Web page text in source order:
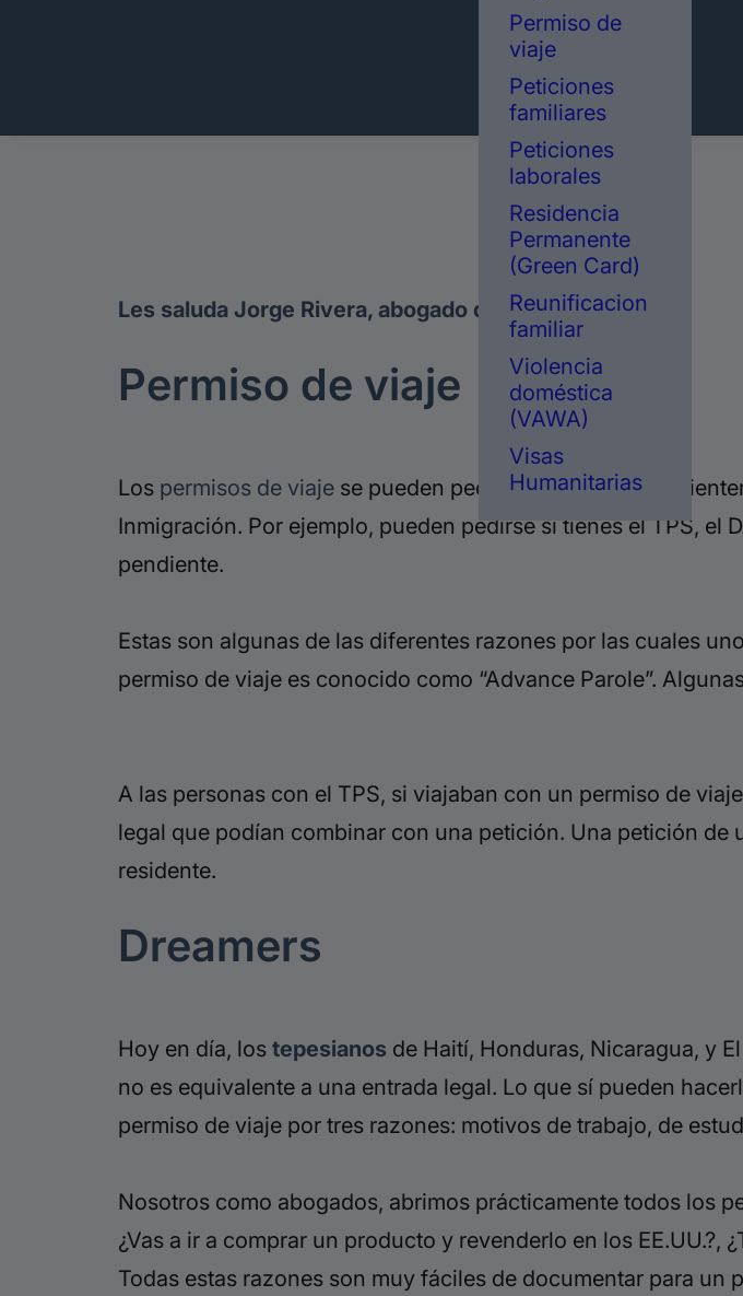
Permiso de
viaje
Peticiones
familiares
Peticiones
laborales
Residencia
Permanente
(Green Card)
Reunificacion
familiar
Violencia
doméstica
(VAWA)
Visas
Humanitarias
Les saluda Jorge Rivera, abogado de inmigración.
Permiso de viaje
Los permisos de viaje se pueden pedir,
pero no
Inmigración. Por ejemplo, pueden pedirse si tienes el TPS, el
pendiente.
Estas son algunas de las diferentes razones por las cuales
permiso de viaje es conocido como “Advance Parole”. A
A las personas con el TPS, si viajaban con un permiso de
legal que podían combinar con una petición. Una petición de
residente.
Dreamers
Hoy en día, los tepesianos de Haití, Honduras, Nicaragua, y
no es equivalente a una entrada legal. Lo que sí pueden
permiso de viaje por tres razones: motivos de trabajo, de
Nosotros como abogados, abrimos prácticamente todos los
¿Vas a ir a comprar un producto y revenderlo en los
Todas estas razones son muy fáciles de documentar para un